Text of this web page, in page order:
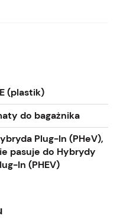
(plastik)
do bagażnika
Plug-In (PHeV),
pasuje do Hybrydy
In (PHEV)